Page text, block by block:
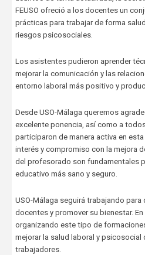
FEUSO ofreció a los docentes un
prácticas para trabajar de forma
riesgos psicosociales.
Los asistentes pudieron aprender
mejorar la comunicación y las
entorno laboral más positivo y
Desde USO-Málaga queremos
excelente ponencia, así como a
participaron de manera activa en
interés y compromiso con la mejora
del profesorado son fundamentales
educativo más sano y seguro.
USO-Málaga seguirá trabajando
docentes y promover su bienestar.
organizando este tipo de
mejorar la salud laboral y
trabajadores.